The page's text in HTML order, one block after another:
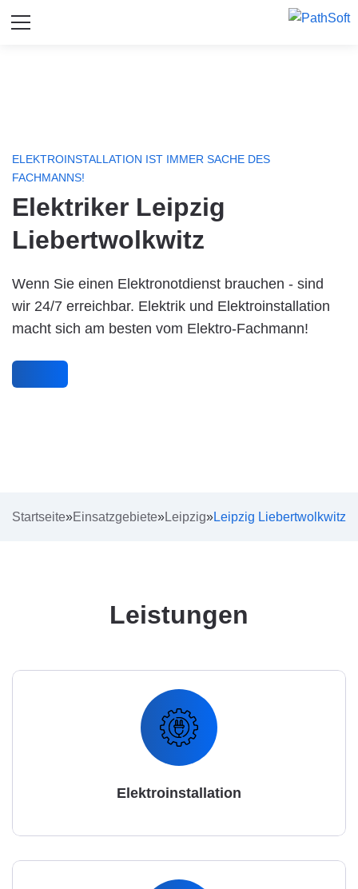
ELEKTROINSTALLATION IST IMMER SACHE DES
FACHMANNS!
Elektriker Leipzig
Liebertwolkwitz
Wenn Sie einen Elektronotdienst brauchen - sind
wir 24/7 erreichbar. Elektrik und Elektroinstallation
macht sich am besten vom Elektro-Fachmann!
Startseite»Einsatzgebiete»Leipzig»Leipzig Liebertwolkwitz
Leistungen
Elektroinstallation